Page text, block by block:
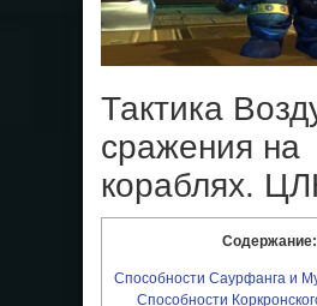
Тактика
сражения на
кораблях.
Содержание:
Способности Саурфанга и
Способности